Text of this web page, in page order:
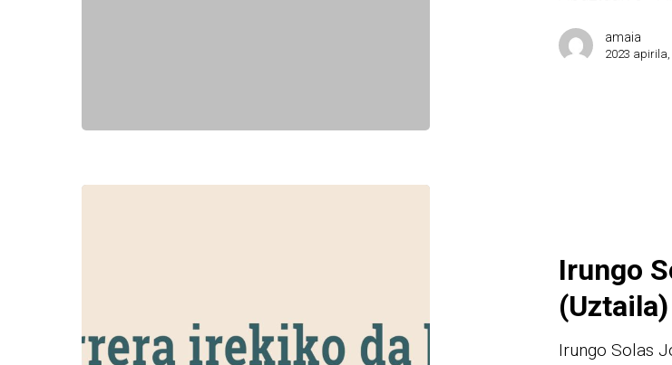
amaia
2023 apirila,
Irungo
(Uztaila)
Irungo Solas